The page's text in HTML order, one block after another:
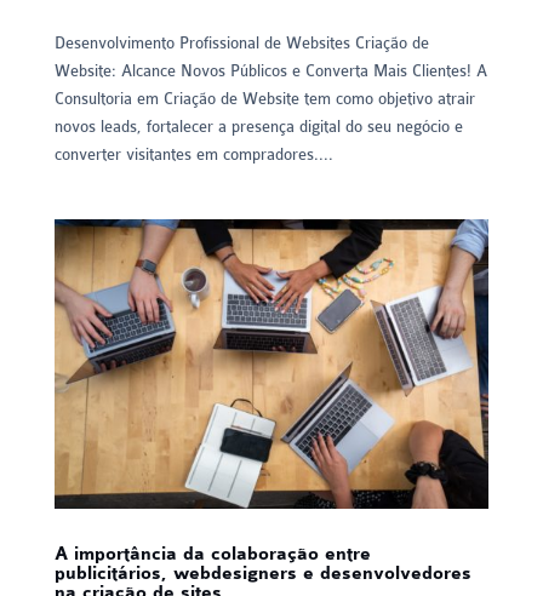
Desenvolvimento Profissional de Websites Criação de
Website: Alcance Novos Públicos e Converta Mais Clientes! A
Consultoria em Criação de Website tem como objetivo atrair
novos leads, fortalecer a presença digital do seu negócio e
converter visitantes em compradores....
A importância da colaboração entre
publicitários, webdesigners e desenvolvedores